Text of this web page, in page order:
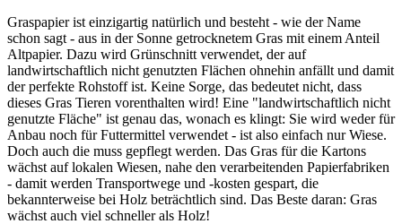
Graspapier ist einzigartig natürlich und besteht - wie der Name
schon sagt - aus in der Sonne getrocknetem Gras mit einem Anteil
Altpapier. Dazu wird Grünschnitt verwendet, der auf
landwirtschaftlich nicht genutzten Flächen ohnehin anfällt und damit
der perfekte Rohstoff ist. Keine Sorge, das bedeutet nicht, dass
dieses Gras Tieren vorenthalten wird! Eine "landwirtschaftlich nicht
genutzte Fläche" ist genau das, wonach es klingt: Sie wird weder für
Anbau noch für Futtermittel verwendet - ist also einfach nur Wiese.
Doch auch die muss gepflegt werden. Das Gras für die Kartons
wächst auf lokalen Wiesen, nahe den verarbeitenden Papierfabriken
- damit werden Transportwege und -kosten gespart, die
bekannterweise bei Holz beträchtlich sind. Das Beste daran: Gras
wächst auch viel schneller als Holz!